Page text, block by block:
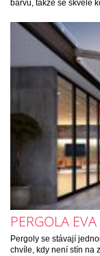
barvu, takže se skvěle
PERGOLA
Pergoly se stávají
chvíle, kdy není stín na